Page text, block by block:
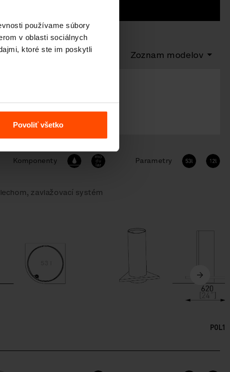
používame súbory
v oblasti sociálnych
ktoré ste im poskytli
Povoliť všetko
Zoznam modelov
31 l
Komponenty Parametry
zavlažovací systém